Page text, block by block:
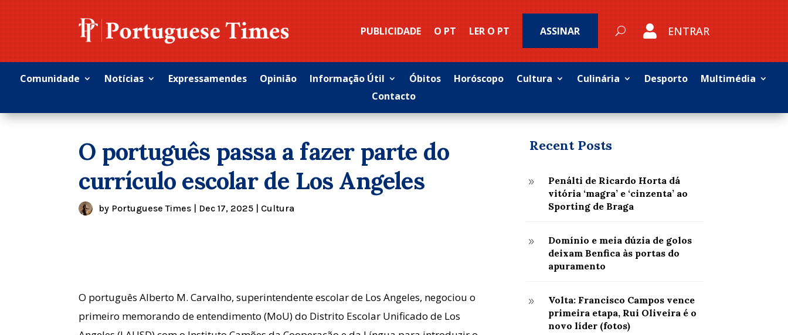
PUBLICIDADE O PT LER O PT ASSINAR  ENTRAR
Comunidade Notícias Expressamendes Opinião Informação Útil Óbitos Horóscopo Cultura Culinária Desporto
Multimédia
Contacto
O português passa a fazer parte do
currículo escolar de Los Angeles
by Portuguese Times Dec 17, 2025 Cultura
O português Alberto M. Carvalho, superintendente escolar de Los Angeles, negociou o
primeiro memorando de entendimento (MoU) do Distrito Escolar Unificado de Los
Recent Posts
9
Penálti de Ricardo Horta dá
vitória ‘magra’ e ‘cinzenta’ ao
Sporting de Braga
9
Domínio e meia dúzia de golos
deixam Benfica às portas do
apuramento
9
Volta: Francisco Campos vence
primeira etapa, Rui Oliveira é o
novo líder (fotos)